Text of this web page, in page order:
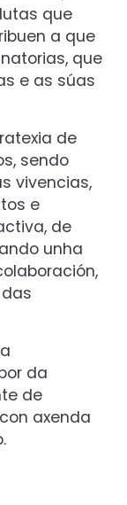
que
a que
que
e as súas
de
sendo
vivencias,
e
de
unha
da
de
axenda